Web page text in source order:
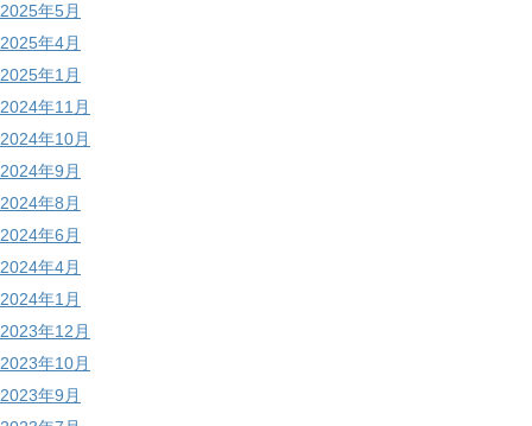
2025年5月
2025年4月
2025年1月
2024年11月
2024年10月
2024年9月
2024年8月
2024年6月
2024年4月
2024年1月
2023年12月
2023年10月
2023年9月